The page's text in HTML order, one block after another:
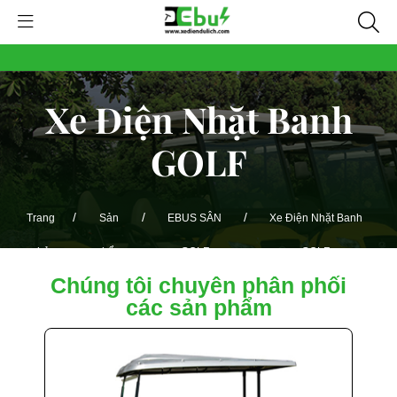
Xe Điện Nhặt Banh
GOLF
Trang
chủ
/ Sản
phẩm
/ EBUS SÂN
GOLF
/ Xe Điện Nhặt Banh
GOLF
Chúng tôi chuyên phân phối
các sản phẩm